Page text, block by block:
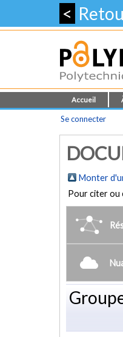
<
Accueil
Se connecter
Monter
Pour citer ou